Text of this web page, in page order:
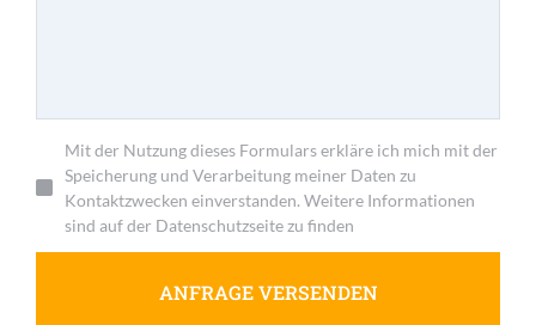
Mit der Nutzung dieses Formulars erkläre ich mich mit der
Speicherung und Verarbeitung meiner Daten zu
Kontaktzwecken einverstanden. Weitere Informationen
sind auf der Datenschutzseite zu finden
ANFRAGE VERSENDEN